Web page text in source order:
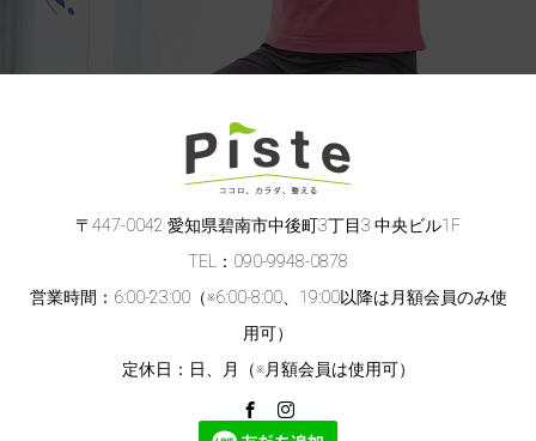
〒447-0042 愛知県碧南市中後町3丁目3 中央ビル1F
TEL：090-9948-0878
営業時間：6:00-23:00（※6:00-8:00、19:00以降は月額会員のみ使
用可）
定休日：日、月（※月額会員は使用可）